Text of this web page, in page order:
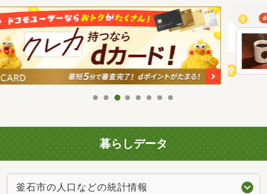
暮らしデータ
釜石市の人口などの統計情報